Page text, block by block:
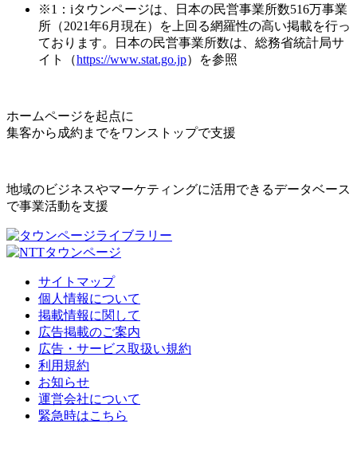
※1：iタウンページは、日本の民営事業所数516万事業
所（2021年6月現在）を上回る網羅性の高い掲載を行っ
ております。日本の民営事業所数は、総務省統計局サ
イト（https://www.stat.go.jp）を参照
ホームページを起点に
集客から成約までをワンストップで支援
地域のビジネスやマーケティングに活用できるデータベース
で事業活動を支援
サイトマップ
個人情報について
掲載情報に関して
広告掲載のご案内
広告・サービス取扱い規約
利用規約
お知らせ
運営会社について
緊急時はこちら